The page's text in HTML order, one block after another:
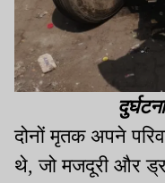
दोनों मृतक अपने
थे, जो मजदूरी और